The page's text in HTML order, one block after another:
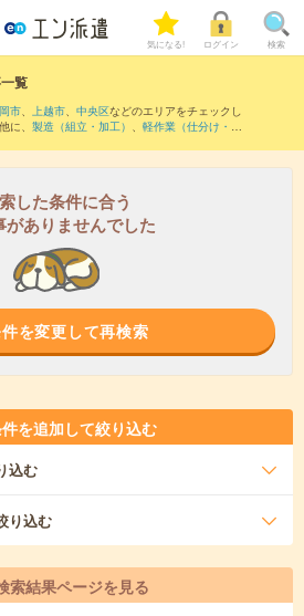
気になる! ログイン 検索
覧
市、 上越市、 中央区などのエリアをチェックし
に、 製造（組立・加工） 、 軽作業（仕分け・ピ
した条件に合う
がありませんでした
を変更して再検索
を追加して絞り込む
込む
り込む
索結果ページを見る